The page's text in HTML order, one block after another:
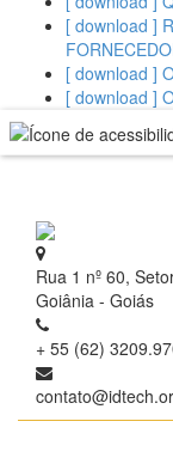
[ download ]
[ download ]
[ download ]
Rua 1 nº 60,
Goiânia - Goiás
+ 55 (62)